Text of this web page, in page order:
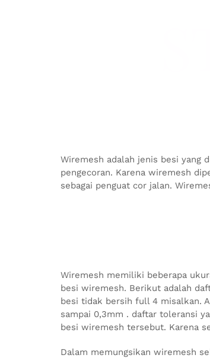
Wiremesh adalah jenis besi yang
pengecoran. Karena wiremesh
sebagai penguat cor jalan.
Wiremesh memiliki beberapa
besi wiremesh. Berikut adalah
besi tidak bersih full 4 misalkan.
sampai 0,3mm . daftar toleransi
besi wiremesh tersebut. Karena
Dalam memungsikan wiremesh